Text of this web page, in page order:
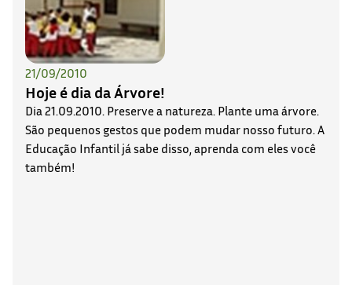
21/09/2010
Hoje é dia da Árvore!
Dia 21.09.2010. Preserve a natureza. Plante uma árvore.
São pequenos gestos que podem mudar nosso futuro. A
Educação Infantil já sabe disso, aprenda com eles você
também!